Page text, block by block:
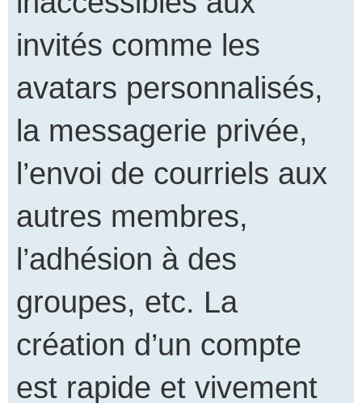
invités comme les
avatars personnalisés,
la messagerie privée,
l’envoi de courriels aux
autres membres,
l’adhésion à des
groupes, etc. La
création d’un compte
est rapide et vivement